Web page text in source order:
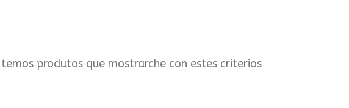
temos produtos que mostrarche con estes criterios